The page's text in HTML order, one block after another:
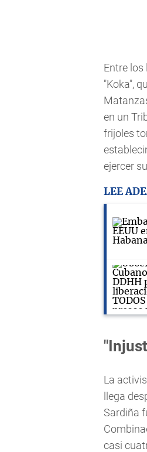
Entre
"Koka",
en un
frijoles
ejercer
LEE
La
llega
Sardiña
casi